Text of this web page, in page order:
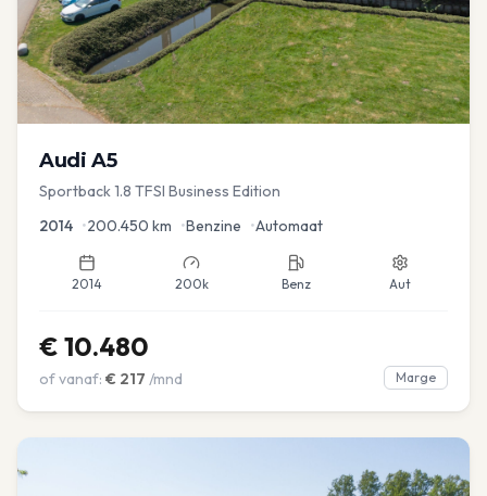
Audi A5
Sportback 1.8 TFSI Business Edition
2014 •200.450 km •Benzine •Automaat
2014 200k Benz Aut
€ 10.480
of vanaf: € 217 /mnd Marge